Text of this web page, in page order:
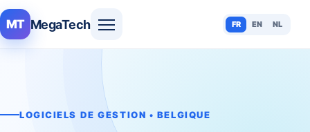
MT MegaTech FR EN NL
LOGICIELS DE GESTION • BELGIQUE